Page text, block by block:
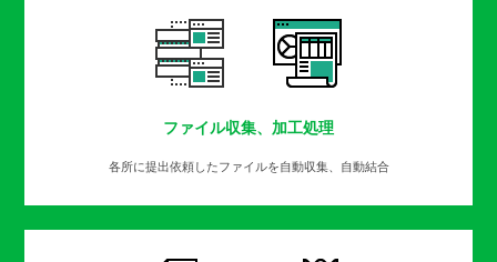
ファイル収集、加工処理
各所に提出依頼したファイルを自動収集、自動結合